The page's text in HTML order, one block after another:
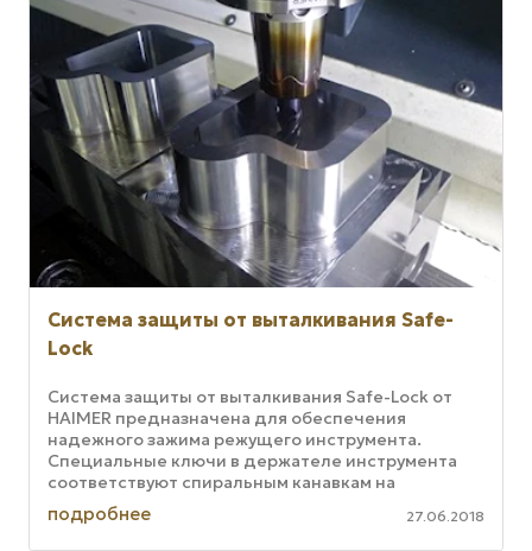
Система защиты от выталкивания Safe-
Lock
Система защиты от выталкивания Safe-Lock от
HAIMER предназначена для обеспечения
надежного зажима режущего инструмента.
Специальные ключи в держателе инструмента
соответствуют спиральным канавкам на
хвостовике режущего инструмента, создавая
силы ...
подробнее 27.06.2018